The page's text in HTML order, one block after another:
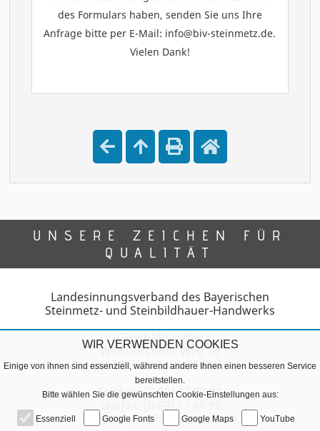
des Formulars haben, senden Sie uns Ihre
Anfrage bitte per E-Mail: info@biv-steinmetz.de.
Vielen Dank!
UNSERE ZEICHEN FÜR
QUALITÄT
Landesinnungsverband des Bayerischen
Steinmetz- und Steinbildhauer-Handwerks
Geschäftsstelle:
Weisskirchner Weg 16
60439 Frankfurt am Main
Telefon: (0 69) 57 60 98
E-Mail: info@liv-steinmetz.de
WIR VERWENDEN COOKIES
Einige von ihnen sind essenziell, während andere Ihnen einen besseren Service
bereitstellen.
Bitte wählen Sie die gewünschten Cookie-Einstellungen aus:
Essenziell Google Fonts Google Maps YouTube